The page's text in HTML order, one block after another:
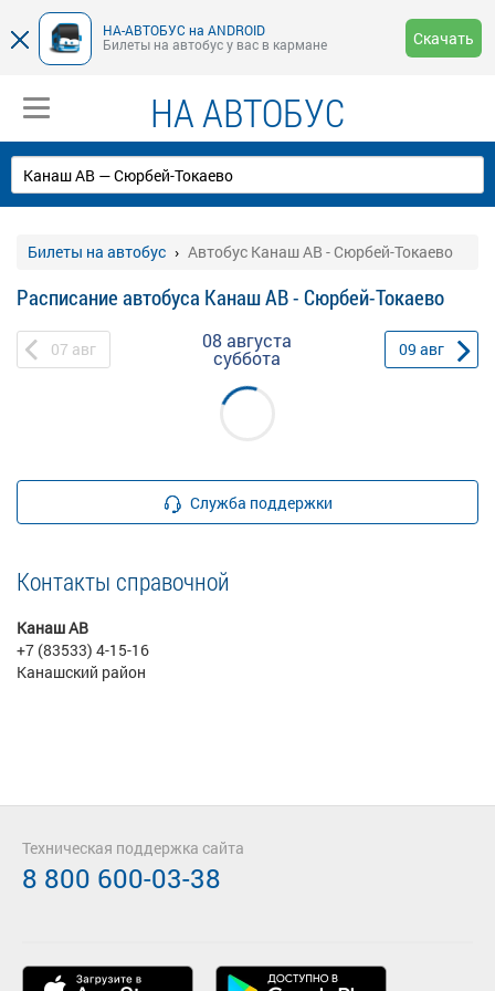
НА-АВТОБУС на ANDROID
Билеты на автобус у вас в кармане
Скачать
НА АВТОБУС
Билеты на автобус Автобус Канаш АВ - Сюрбей-Токаево
Расписание автобуса Канаш АВ - Сюрбей-Токаево
07 авг 08 августа
суббота 09 авг
Служба поддержки
Контакты справочной
Канаш АВ
+7 (83533) 4-15-16
Канашский район
Техническая поддержка сайта
8 800 600-03-38